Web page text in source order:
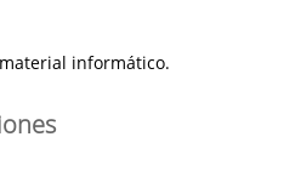
informático.